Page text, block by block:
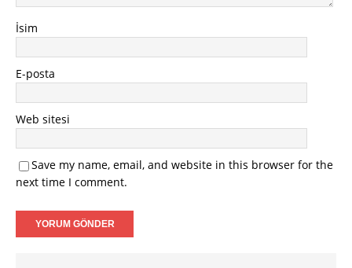
İsim
E-posta
Web sitesi
Save my name, email, and website in this browser for the
next time I comment.